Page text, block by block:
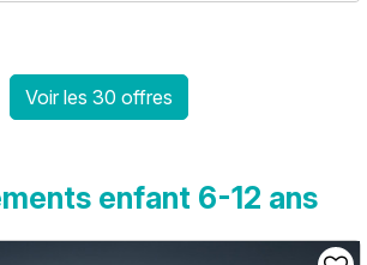
Voir les 30 offres
enfant 6-12 ans